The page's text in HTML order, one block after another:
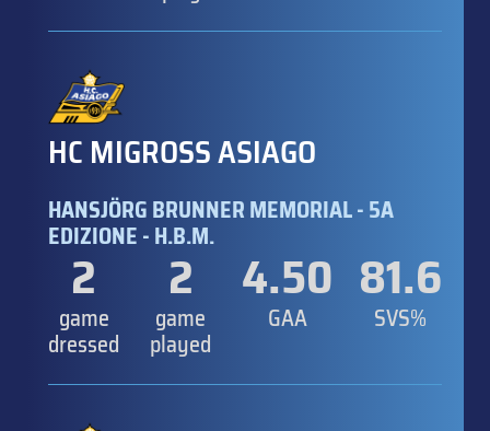
HC MIGROSS ASIAGO
HANSJÖRG BRUNNER MEMORIAL - 5A
EDIZIONE - H.B.M.
2
game
dressed
2
game
played
4.50
GAA
81.6
SVS%